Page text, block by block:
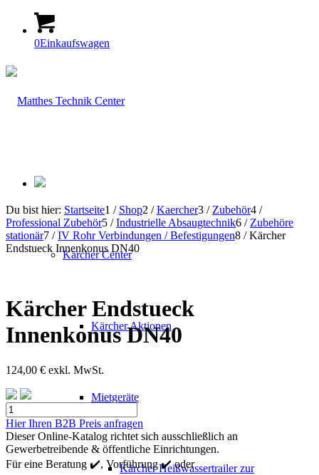
0Einkaufswagen
Kärcher Center
Kärcher Aktionen
Mietgeräte
Kärcher Heißwassertrailer zur
Du bist hier: Startseite1 / Shop2 / Kaercher3 / Zubehör4 /
Professional Zubehör5 / Industrielle Absaugtechnik6 / Zubehöre
stationär7 / IV Rohr Verbindungen / Befestigungen8 / Kärcher
Endstueck Innenkonus DN40
Kärcher Endstueck
Innenkonus DN40
124,00 € exkl. MwSt.
Kärcher
Endstueck
Innenkonus
DN40
Menge
Hier Ihren B2B Preis anfragen
Dieser Online-Katalog richtet sich ausschließlich an
Gewerbetreibende & öffentliche Einrichtungen.
Für eine Beratung ✔️, Vorführung ✔️ oder